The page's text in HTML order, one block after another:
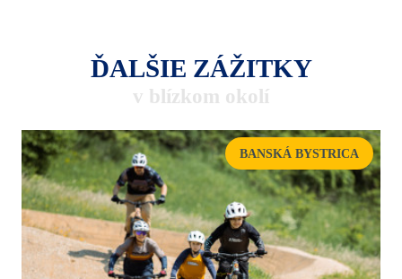
ĎALŠIE ZÁŽITKY
v blízkom okolí
BANSKÁ BYSTRICA